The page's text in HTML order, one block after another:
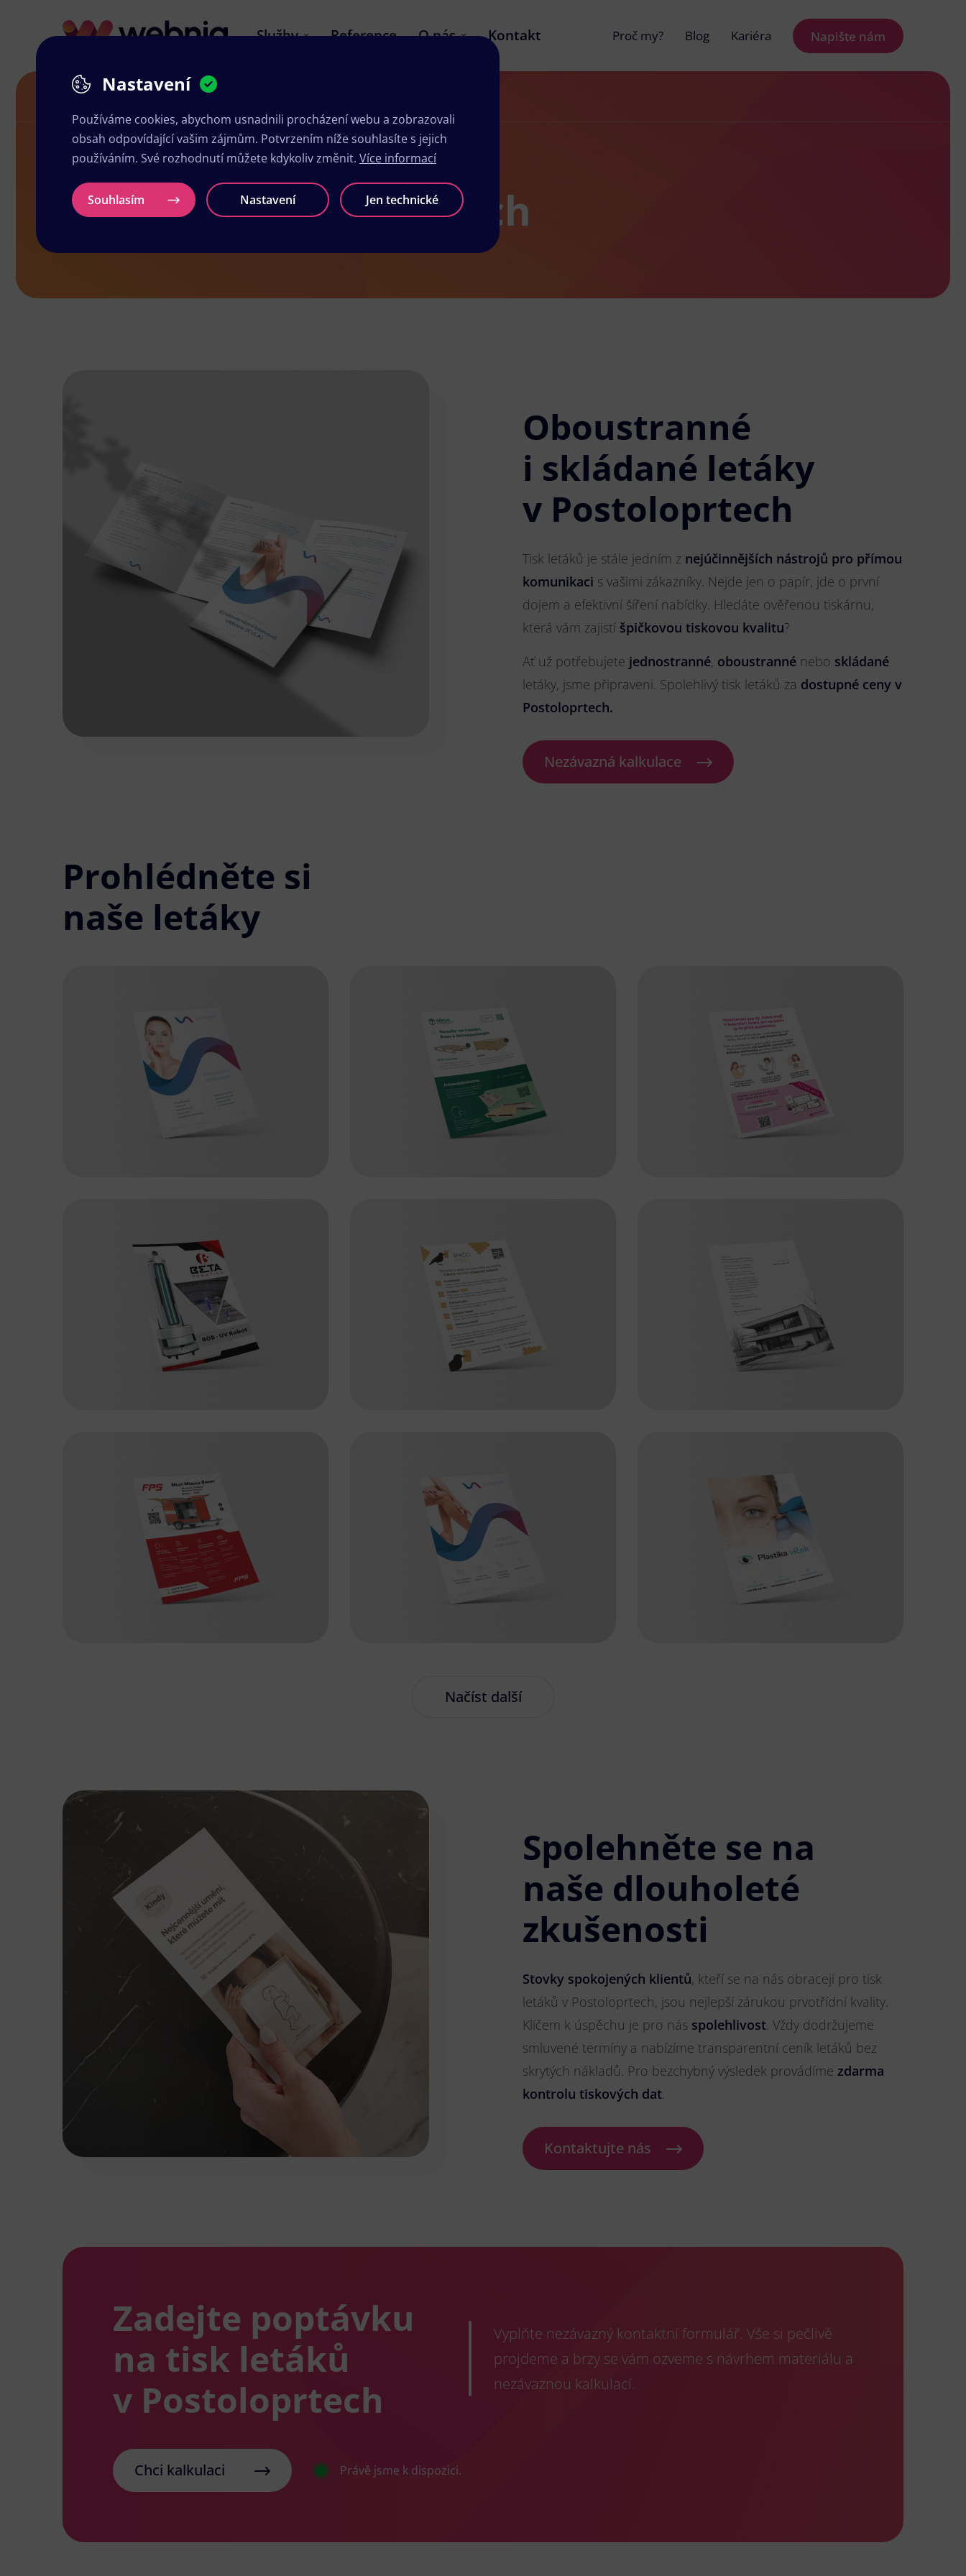
Služby Reference O nás Kontakt Proč my? Blog Kariéra Napište nám
Letáky v Postoloprtech
Letáky v Postoloprtech
Oboustranné
i skládané letáky
v Postoloprtech
Tisk letáků je stále jedním z nejúčinnějších nástrojů pro přímou
komunikaci s vašimi zákazníky. Nejde jen o papír, jde o první
dojem a efektivní šíření nabídky. Hledáte ověřenou tiskárnu,
která vám zajistí špičkovou tiskovou kvalitu?
Ať už potřebujete jednostranné, oboustranné nebo skládané
letáky, jsme připraveni. Spolehlivý tisk letáků za dostupné ceny v
Postoloprtech.
Nezávazná kalkulace
Prohlédněte si
naše letáky
Načíst další
Spolehněte se na
naše dlouholeté
zkušenosti
Stovky spokojených klientů, kteří se na nás obracejí pro tisk
letáků v Postoloprtech, jsou nejlepší zárukou prvotřídní kvality.
Klíčem k úspěchu je pro nás spolehlivost. Vždy dodržujeme
smluvené termíny a nabízíme transparentní ceník letáků bez
skrytých nákladů. Pro bezchybný výsledek provádíme zdarma
kontrolu tiskových dat.
Kontaktujte nás
Zadejte poptávku
na tisk letáků
v Postoloprtech
Vyplňte nezávazný kontaktní formulář. Vše si pečlivě
projdeme a brzy se vám ozveme s návrhem materiálu a
nezávaznou kalkulací.
Chci kalkulaci Právě jsme k dispozici.
Nastavení
Používáme cookies, abychom usnadnili procházení webu a zobrazovali
obsah odpovídající vašim zájmům. Potvrzením níže souhlasíte s jejich
používáním. Své rozhodnutí můžete kdykoliv změnit. Více informací
Souhlasím Nastavení Jen technické